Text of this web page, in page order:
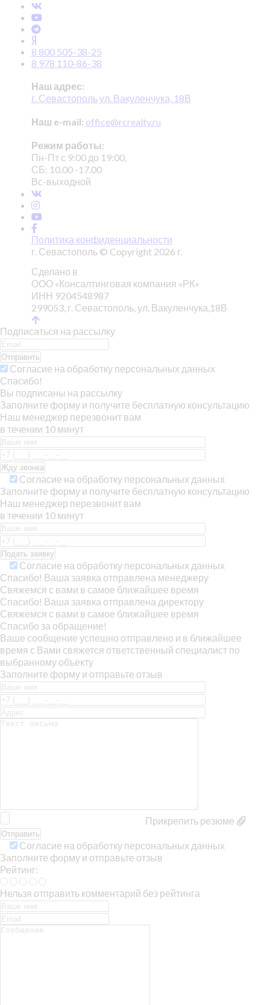
8 800 505-38-25
8 978 110-86-38
Наш адрес:
г. Севастополь ул. Вакуленчука, 18В
Наш e-mail: office@rcrealty.ru
Режим работы:
Пн-Пт с 9:00 до 19:00,
СБ: 10.00 -17.00
Вс-выходной
Политика конфиденциальности
г. Севастополь © Copyright 2026 г.
Сделано в
ООО «Консалтинговая компания «РК»
ИНН 9204548987
299053, г. Севастополь, ул. Вакуленчука,18В
Подписаться на рассылку
Отправить
Согласие на обработку персональных данных
Спасибо!
Вы подписаны на рассылку
Заполните форму и получите бесплатную консультацию
Наш менеджер перезвонит вам
в течении 10 минут
Согласие на обработку персональных данных
Заполните форму и получите бесплатную консультацию
Наш менеджер перезвонит вам
в течении 10 минут
Согласие на обработку персональных данных
Спасибо! Ваша заявка отправлена менеджеру
Свяжемся с вами в самое ближайшее время
Спасибо! Ваша заявка отправлена директору
Свяжемся с вами в самое ближайшее время
Спасибо за обращение!
Ваше сообщение успешно отправлено и в ближайшее
время с Вами свяжется ответственный специалист по
выбранному объекту
Заполните форму и отправьте отзыв
Прикрепить резюме
Согласие на обработку персональных данных
Заполните форму и отправьте отзыв
Рейтинг:
Нельзя отправить комментарий без рейтинга